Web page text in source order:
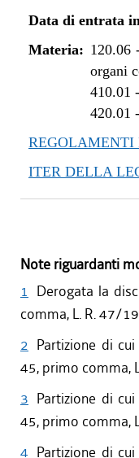
Data di entrata
Materia: 120.06
organi
410.01 -
420.01 -
REGOLAMENTI
ITER DELLA
Note riguardanti
1 Derogata la
comma, L. R. 47/
2 Partizione di
45, primo comma,
3 Partizione di
45, primo comma,
4 Partizione di